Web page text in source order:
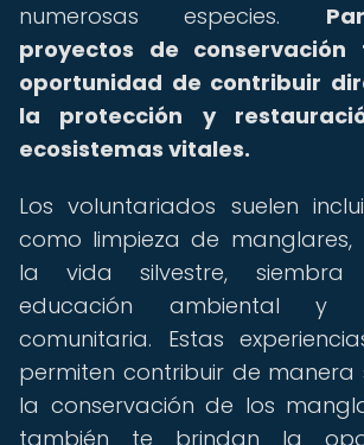
numerosas especies.
proyectos de
oportunidad de contribuir
la protección y
ecosistemas vitales.
Los voluntariados suelen
como limpieza de manglares,
la vida silvestre, siembra
educación ambiental y
comunitaria. Estas
permiten contribuir de manera
la conservación de los
también te brindan la